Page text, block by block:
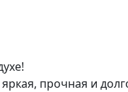
прочная и